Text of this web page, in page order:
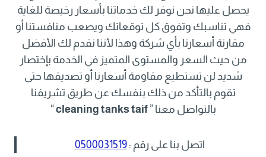
يحصل عليها نحن نوفر لك خدماتنا بأسعار رخيصة للغاية
فهي تناسبك وتفوق كل توقعاتك ويصعب منافستنا أو
مقارنة أسعارنا بأي شركة وهذا لأننا نقدم لك الأفضل
من حيث السعر والمستوى المتميز في الخدمة بإختصار
شديد لن تستطيع مقاومة أسعارنا أو تصديقها حتى
تقوم بالتأكد من ذلك بنفسك عن طريق تشريفنا
بالتواصل معنا ”cleaning tanks taif
“
اتصل بنا على رقم :0500031519